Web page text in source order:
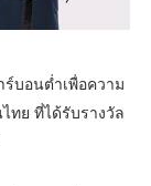
บอนต่ำเพื่อความ
ทย ที่ได้รับรางวัล